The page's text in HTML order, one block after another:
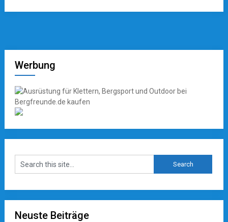
Werbung
Neuste Beiträge